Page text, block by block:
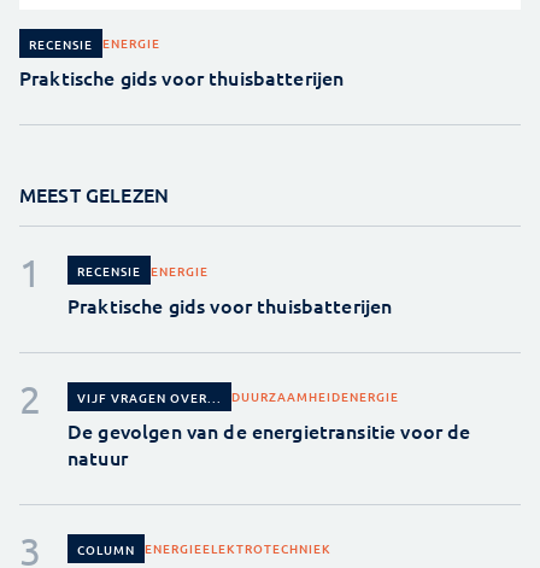
RECENSIE ENERGIE
Praktische gids voor thuisbatterijen
MEEST GELEZEN
RECENSIE ENERGIE
Praktische gids voor thuisbatterijen
VIJF VRAGEN OVER... DUURZAAMHEIDENERGIE
De gevolgen van de energietransitie voor de
natuur
COLUMN ENERGIEELEKTROTECHNIEK